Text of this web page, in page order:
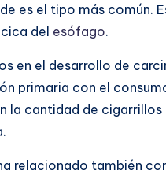
es el tipo más común.
del esófago.
en el desarrollo de
primaria con el
la cantidad de
relacionado también